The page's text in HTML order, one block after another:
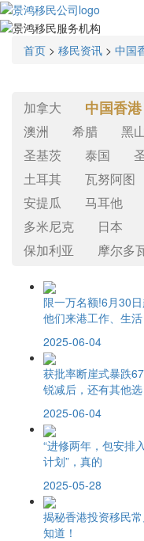
首页 > 移民资讯 > 中国
加拿大 中国香港
澳洲
希腊 黑山
圣基茨
泰国
土耳其
瓦努阿图
安提瓜
马耳他
多米尼克
日本
保加利亚
摩尔多
限一万名额!6月30
他们来港工作、生活
2025-06-04
获批率断崖式暴跌
锐减后，还有其他选
2025-06-04
“进修两年，包安排
计划”，真的
2025-05-28
揭秘香港投资移民
知道！